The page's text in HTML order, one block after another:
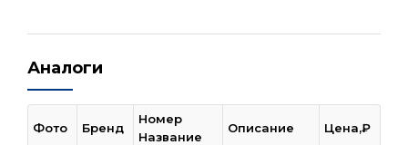
Аналоги
Фото Бренд
Номер
Название
Описание Цена,₽